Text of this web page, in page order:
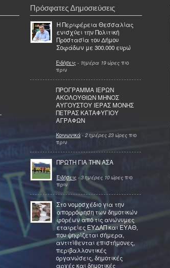
Πρόσφατες Δημοσιεύσεις
Η Περιφέρεια Θεσσαλίας
ενισχύει την Πολιτική
Προστασία του Δήμου
Σοφάδων με 300.000 ευρώ
Ειδήσεις - 1ημέρα 19 ώρες πιο
πριν
ΠΡΟΓΡΑΜΜΑ ΙΕΡΩΝ
ΑΚΟΛΟΥΘΙΩΝ ΜΗΝΟΣ
ΑΥΓΟΥΣΤΟΥ ΙΕΡΑΣ ΜΟΝΗΣ
ΠΕΤΡΑΣ ΚΑΤΑΦΥΓΙΟΥ
ΑΓΡΑΦΩΝ
Κοινωνικά - 2 ημέρες 23 ώρες πιο
πριν
ΠΡΩΤΗ ΓΙΑ ΤΗΝ ΑΣΑ
Ειδήσεις - 3 ημέρες 10 ώρες πιο
πριν
Στο νομοσχέδιο για την
απορρόφηση των δημοτικών
φορέων από τις ανώνυμες
εταιρείες ΕΥΔΑΠ και ΕΥΑΘ,
που ψηφίζεται σήμερα,
αντιτίθενται επιστήμονες,
περιβαλλοντικές
οργανώσεις, δημοτικές
αρχές και δημοτικές